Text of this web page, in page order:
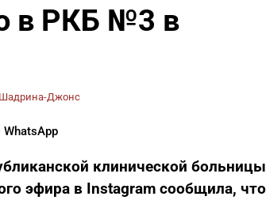
в РКБ №3 в
Джонс
WhatsApp
клинической больницы
эфира в Instagram сообщила, что